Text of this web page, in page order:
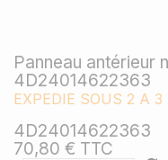
Panneau antérieur
4D24014622363
EXPEDIE SOUS 2 A
4D24014622363
70,80 € TTC